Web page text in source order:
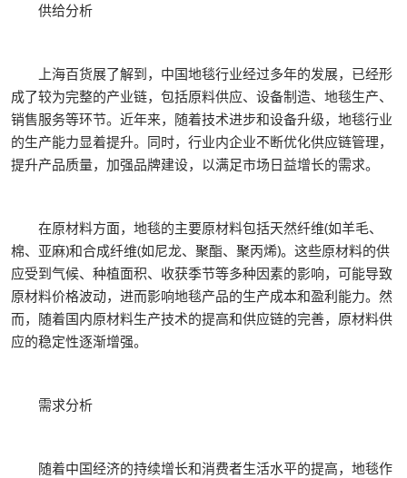
供给分析
上海百货展了解到，中国地毯行业经过多年的发展，已经形
成了较为完整的产业链，包括原料供应、设备制造、地毯生产、
销售服务等环节。近年来，随着技术进步和设备升级，地毯行业
的生产能力显着提升。同时，行业内企业不断优化供应链管理，
提升产品质量，加强品牌建设，以满足市场日益增长的需求。
在原材料方面，地毯的主要原材料包括天然纤维(如羊毛、
棉、亚麻)和合成纤维(如尼龙、聚酯、聚丙烯)。这些原材料的供
应受到气候、种植面积、收获季节等多种因素的影响，可能导致
原材料价格波动，进而影响地毯产品的生产成本和盈利能力。然
而，随着国内原材料生产技术的提高和供应链的完善，原材料供
应的稳定性逐渐增强。
需求分析
随着中国经济的持续增长和消费者生活水平的提高，地毯作